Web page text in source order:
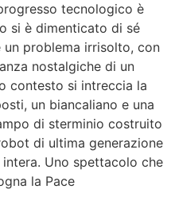
tecnologico è
si è dimenticato di sé
un problema irrisolto, con
nostalgiche di un
contesto si intreccia la
un biancaliano e una
di sterminio costruito
di ultima generazione
intera. Uno spettacolo che
la Pace